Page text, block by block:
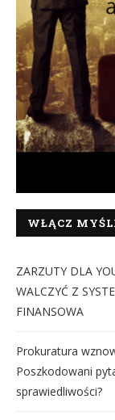
WŁĄCZ
ZARZUTY DLA
WALCZYĆ Z
FINANSOWA
Prokuratura
Poszkodowani
sprawiedliwości?